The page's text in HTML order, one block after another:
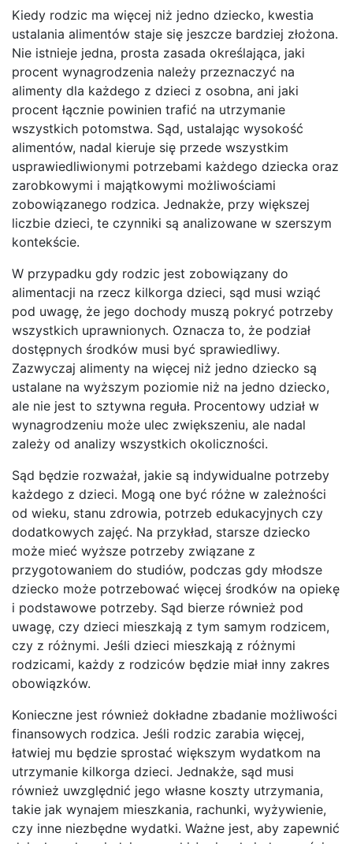
Kiedy rodzic ma więcej niż jedno dziecko, kwestia
ustalania alimentów staje się jeszcze bardziej złożona.
Nie istnieje jedna, prosta zasada określająca, jaki
procent wynagrodzenia należy przeznaczyć na
alimenty dla każdego z dzieci z osobna, ani jaki
procent łącznie powinien trafić na utrzymanie
wszystkich potomstwa. Sąd, ustalając wysokość
alimentów, nadal kieruje się przede wszystkim
usprawiedliwionymi potrzebami każdego dziecka oraz
zarobkowymi i majątkowymi możliwościami
zobowiązanego rodzica. Jednakże, przy większej
liczbie dzieci, te czynniki są analizowane w szerszym
kontekście.
W przypadku gdy rodzic jest zobowiązany do
alimentacji na rzecz kilkorga dzieci, sąd musi wziąć
pod uwagę, że jego dochody muszą pokryć potrzeby
wszystkich uprawnionych. Oznacza to, że podział
dostępnych środków musi być sprawiedliwy.
Zazwyczaj alimenty na więcej niż jedno dziecko są
ustalane na wyższym poziomie niż na jedno dziecko,
ale nie jest to sztywna reguła. Procentowy udział w
wynagrodzeniu może ulec zwiększeniu, ale nadal
zależy od analizy wszystkich okoliczności.
Sąd będzie rozważał, jakie są indywidualne potrzeby
każdego z dzieci. Mogą one być różne w zależności
od wieku, stanu zdrowia, potrzeb edukacyjnych czy
dodatkowych zajęć. Na przykład, starsze dziecko
może mieć wyższe potrzeby związane z
przygotowaniem do studiów, podczas gdy młodsze
dziecko może potrzebować więcej środków na opiekę
i podstawowe potrzeby. Sąd bierze również pod
uwagę, czy dzieci mieszkają z tym samym rodzicem,
czy z różnymi. Jeśli dzieci mieszkają z różnymi
rodzicami, każdy z rodziców będzie miał inny zakres
obowiązków.
Konieczne jest również dokładne zbadanie możliwości
finansowych rodzica. Jeśli rodzic zarabia więcej,
łatwiej mu będzie sprostać większym wydatkom na
utrzymanie kilkorga dzieci. Jednakże, sąd musi
również uwzględnić jego własne koszty utrzymania,
takie jak wynajem mieszkania, rachunki, wyżywienie,
czy inne niezbędne wydatki. Ważne jest, aby zapewnić